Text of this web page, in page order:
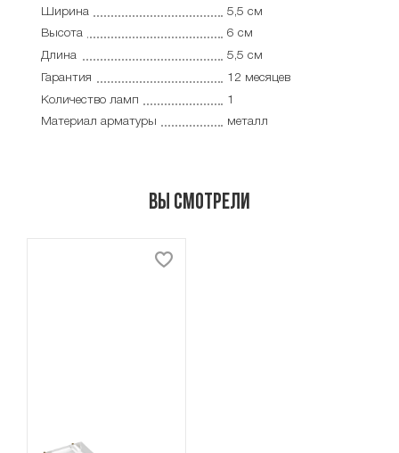
Ширина
5,5 см
Высота
6 см
Длина
5,5 см
Гарантия
12 месяцев
Количество ламп
1
Материал арматуры
металл
Вы смотрели